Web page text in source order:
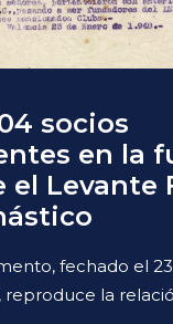
socios
en la
el Levante
fechado el
reproduce la